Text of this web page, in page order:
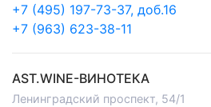
+7 (495) 197-73-37, доб.16
+7 (963) 623-38-11
AST.WINE-ВИНОТЕКА
Ленинградский проспект, 54/1